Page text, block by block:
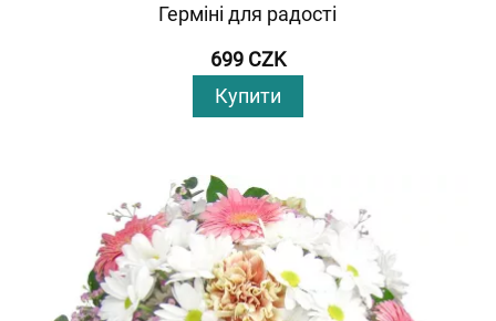
Герміні для радості
699 CZK
Купити